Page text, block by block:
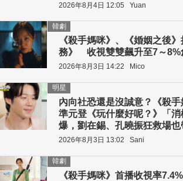
2026年8月4日 12:05 Yuan
《殺手媽咪》、《婚姻之後
務》 收視雙雙飆升至7～8%
韓劇
2026年8月3日 14:22 Mico
內向社恐還是沒誠意？《殺
準元登《玩什麼好呢？》「
爆，劉在錫、孔曉振狂救場也
明星
2026年8月3日 13:02 Sani
《殺手媽咪》首播收視率
韓劇